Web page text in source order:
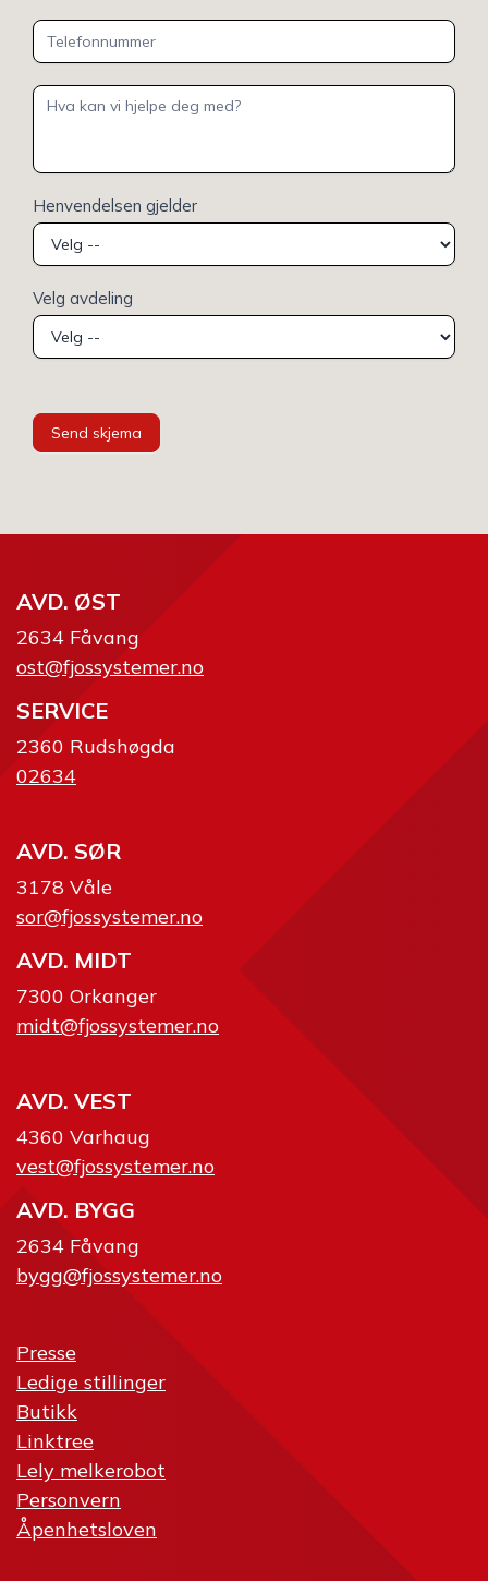
Henvendelsen gjelder
Velg avdeling
Send skjema
AVD. ØST
2634 Fåvang
ost@fjossystemer.no
SERVICE
2360 Rudshøgda
02634
AVD. SØR
3178 Våle
sor@fjossystemer.no
AVD. MIDT
7300 Orkanger
midt@fjossystemer.no
AVD. VEST
4360 Varhaug
vest@fjossystemer.no
AVD. BYGG
2634 Fåvang
bygg@fjossystemer.no
Presse
Ledige stillinger
Butikk
Linktree
Lely melkerobot
Personvern
Åpenhetsloven